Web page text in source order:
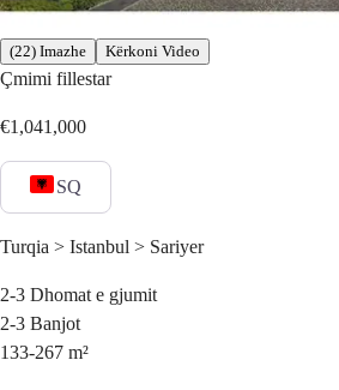
(22) Imazhe Kërkoni Video
Çmimi fillestar
€1,041,000
SQ
Turqia > Istanbul > Sariyer
2-3 Dhomat e gjumit
2-3 Banjot
133-267 m²